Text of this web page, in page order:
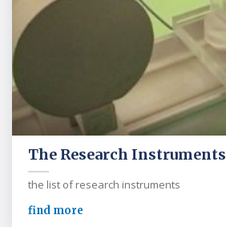
The Research Instruments
the list of research instruments
find more